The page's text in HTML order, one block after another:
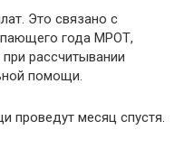
Это связано с
года МРОТ,
рассчитывании
помощи.
проведут месяц спустя.